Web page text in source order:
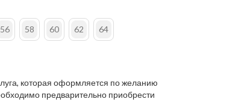
56 58 60 62 64
которая оформляется по желанию
предварительно приобрести